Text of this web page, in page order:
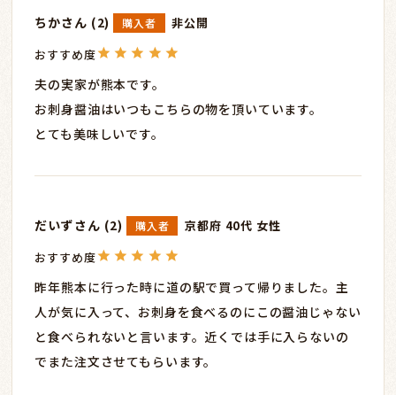
ちか 2 購入者 非公開
夫の実家が熊本です。
お刺身醤油はいつもこちらの物を頂いています。
とても美味しいです。
だいず 2 購入者 京都府 40代 女性
昨年熊本に行った時に道の駅で買って帰りました。主
人が気に入って、お刺身を食べるのにこの醤油じゃない
と食べられないと言います。近くでは手に入らないの
でまた注文させてもらいます。